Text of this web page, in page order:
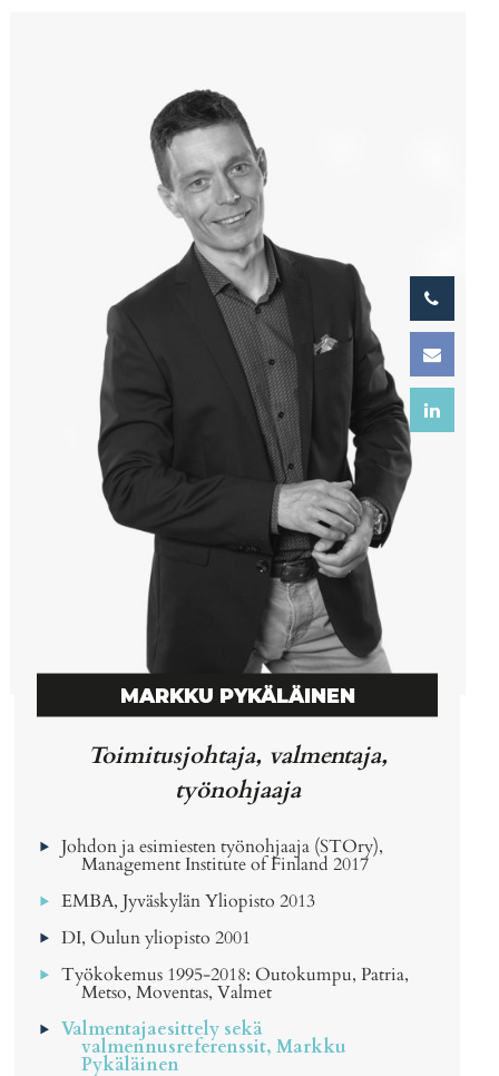
MARKKU PYKÄLÄINEN
Toimitusjohtaja, valmentaja,
työnohjaaja
Johdon ja esimiesten työnohjaaja (STOry),
Management Institute of Finland 2017
EMBA, Jyväskylän Yliopisto 2013
DI, Oulun yliopisto 2001
Työkokemus 1995-2018: Outokumpu, Patria,
Metso, Moventas, Valmet
Valmentajaesittely sekä
valmennusreferenssit, Markku
Pykäläinen